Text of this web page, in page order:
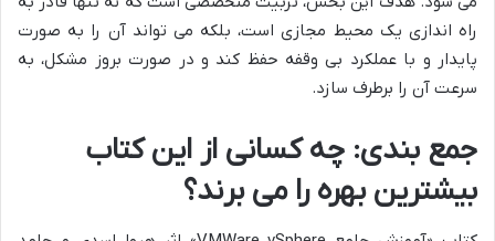
راه اندازی یک محیط مجازی است، بلکه می تواند آن را به صورت
پایدار و با عملکرد بی وقفه حفظ کند و در صورت بروز مشکل، به
سرعت آن را برطرف سازد.
جمع بندی: چه کسانی از این کتاب
بیشترین بهره را می برند؟